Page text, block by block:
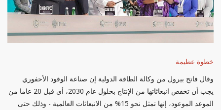
خطوة عظيمة
وقال فاتح بيرول من وكالة الطاقة الدولية إن صناعة الوقود الأحفوري
يجب أن تخفض انبعاثاتها من الإنتاج بحلول عام 2030، أي قبل 20 عاما من
الموعد الموعود، إنها تمثل نحو 15% من الانبعاثات العالمية - وذلك حتى